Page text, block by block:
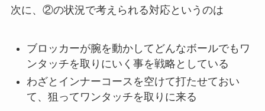
次に、②の状況で考えられる対応というのは
ブロッカーが腕を動かしてどんなボールでもワ
ンタッチを取りにいく事を戦略としている
わざとインナーコースを空けて打たせておい
て、狙ってワンタッチを取りに来る